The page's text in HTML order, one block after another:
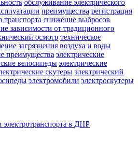
обслуживание электрического
преимущества регистрация
транспорта снижение выбросов
зависимости от традиционного
осмотр техническое
загрязнения воздуха и воды
преимущества электрические
велосипеды электрические
скутеры электрический
электромобили электроскутеры
электротранспорта в ДНР